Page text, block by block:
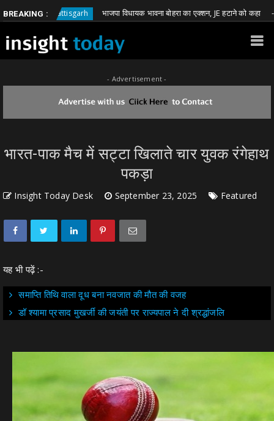
BREAKING :
Chhattisgarh भाजपा विधायक भावना बोहरा का एक्शन, JE हटाने को कहा
- Advertisement -
भारत-पाक मैच में सट्टा खिलाते चार युवक रंगेहाथ
पकड़ा
Insight Today Desk September 23, 2025 Featured
यह भी पढ़ें :-
समाप्ति तिथि वाला दूध बना नवजात की मौत की वजह
डॉ श्यामा प्रसाद मुखर्जी की जयंती पर राज्यपाल ने दी श्रद्धांजलि